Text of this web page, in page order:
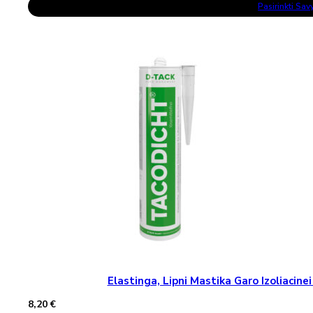
1,40 €.1,03 €.
Pasirinkti
Product
Has
Elastinga, Lipni Mastika Garo Izoliacinei
8,20€